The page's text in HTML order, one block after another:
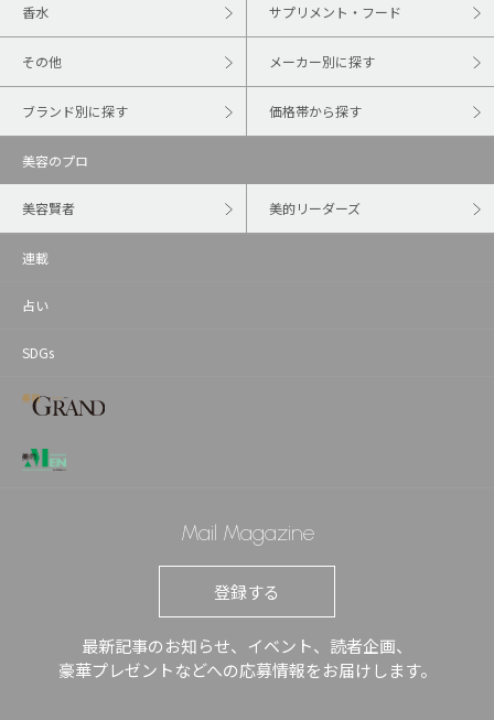
香水 サプリメント・フード
その他 メーカー別に探す
ブランド別に探す 価格帯から探す
美容のプロ
美容賢者 美的リーダーズ
連載
占い
SDGs
Mail Magazine
登録する
最新記事のお知らせ、イベント、読者企画、
豪華プレゼントなどへの応募情報をお届けします。